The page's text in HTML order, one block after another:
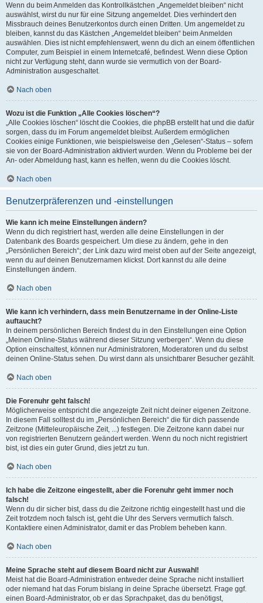
Wenn du beim Anmelden das Kontrollkästchen „Angemeldet bleiben“ nicht
auswählst, wirst du nur für eine Sitzung angemeldet. Dies verhindert den
Missbrauch deines Benutzerkontos durch einen Dritten. Um angemeldet zu
bleiben, kannst du das Kästchen „Angemeldet bleiben“ beim Anmelden
auswählen. Dies ist nicht empfehlenswert, wenn du dich an einem öffentlichen
Computer, zum Beispiel in einem Internetcafé, befindest. Wenn diese Option
nicht zur Verfügung steht, dann wurde sie vermutlich von der Board-
Administration ausgeschaltet.
Nach oben
Wozu ist die Funktion „Alle Cookies löschen“?
„Alle Cookies löschen“ löscht die Cookies, die phpBB erstellt hat und die dafür
sorgen, dass du im Forum angemeldet bleibst. Außerdem ermöglichen
Cookies einige Funktionen, wie beispielsweise den „Gelesen“-Status – sofern
sie von der Board-Administration aktiviert wurden. Wenn du Probleme bei der
An- oder Abmeldung hast, kann es helfen, wenn du die Cookies löscht.
Nach oben
Benutzerpräferenzen und -einstellungen
Wie kann ich meine Einstellungen ändern?
Wenn du dich registriert hast, werden alle deine Einstellungen in der
Datenbank des Boards gespeichert. Um diese zu ändern, gehe in den
„Persönlichen Bereich“; der Link dazu wird meist oben auf der Seite angezeigt,
wenn du auf deinen Benutzernamen klickst. Dort kannst du alle deine
Einstellungen ändern.
Nach oben
Wie kann ich verhindern, dass mein Benutzername in der Online-Liste
auftaucht?
In deinem persönlichen Bereich findest du in den Einstellungen eine Option
„Meinen Online-Status während dieser Sitzung verbergen“. Wenn du diese
Option einschaltest, können nur Administratoren, Moderatoren und du selbst
deinen Online-Status sehen. Du wirst dann als unsichtbarer Besucher gezählt.
Nach oben
Die Forenuhr geht falsch!
Möglicherweise entspricht die angezeigte Zeit nicht deiner eigenen Zeitzone.
In diesem Fall solltest du im „Persönlichen Bereich“ die für dich passende
Zeitzone (Mitteleuropäische Zeit, ...) festlegen. Die Zeitzone kann dabei nur
von registrierten Benutzern geändert werden. Wenn du noch nicht registriert
bist, ist dies ein guter Grund, dies jetzt zu tun.
Nach oben
Ich habe die Zeitzone eingestellt, aber die Forenuhr geht immer noch
falsch!
Wenn du dir sicher bist, dass du die Zeitzone richtig eingestellt hast und die
Zeit trotzdem noch falsch ist, geht die Uhr des Servers vermutlich falsch.
Kontaktiere einen Administrator, damit er das Problem beheben kann.
Nach oben
Meine Sprache steht auf diesem Board nicht zur Auswahl!
Meist hat die Board-Administration entweder deine Sprache nicht installiert
oder niemand hat das Forum bislang in deine Sprache übersetzt. Frage ggf.
einen Board-Administrator, ob er das Sprachpaket, das du benötigst,